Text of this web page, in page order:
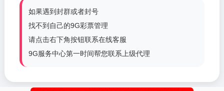
如果遇到封群或者封号
找不到自己的9G彩票管理
请点击右下角按钮联系在线客服
9G服务中心第一时间帮您联系上级代理